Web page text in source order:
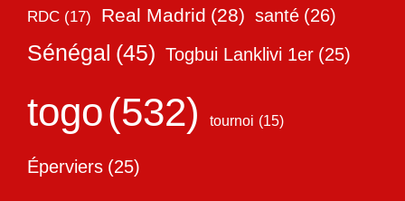
RDC (17) Real Madrid (28) santé (26)
Sénégal (45) Togbui Lanklivi 1er (25)
togo(532) tournoi (15)
Éperviers (25)